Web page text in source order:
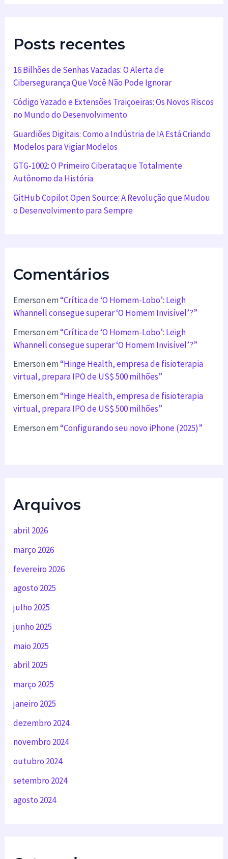
Posts recentes
16 Bilhões de Senhas Vazadas: O Alerta de
Cibersegurança Que Você Não Pode Ignorar
Código Vazado e Extensões Traiçoeiras: Os Novos Riscos
no Mundo do Desenvolvimento
Guardiões Digitais: Como a Indústria de IA Está Criando
Modelos para Vigiar Modelos
GTG-1002: O Primeiro Ciberataque Totalmente
Autônomo da História
GitHub Copilot Open Source: A Revolução que Mudou
o Desenvolvimento para Sempre
Comentários
Emersonem“Crítica de ‘O Homem-Lobo’: Leigh
Whannell consegue superar ‘O Homem Invisível’?”
Emersonem“Crítica de ‘O Homem-Lobo’: Leigh
Whannell consegue superar ‘O Homem Invisível’?”
Emersonem“Hinge Health, empresa de fisioterapia
virtual, prepara IPO de US$ 500 milhões”
Emersonem“Hinge Health, empresa de fisioterapia
virtual, prepara IPO de US$ 500 milhões”
Emersonem“Configurando seu novo iPhone (2025)”
Arquivos
abril 2026
março 2026
fevereiro 2026
agosto 2025
julho 2025
junho 2025
maio 2025
abril 2025
março 2025
janeiro 2025
dezembro 2024
novembro 2024
outubro 2024
setembro 2024
agosto 2024